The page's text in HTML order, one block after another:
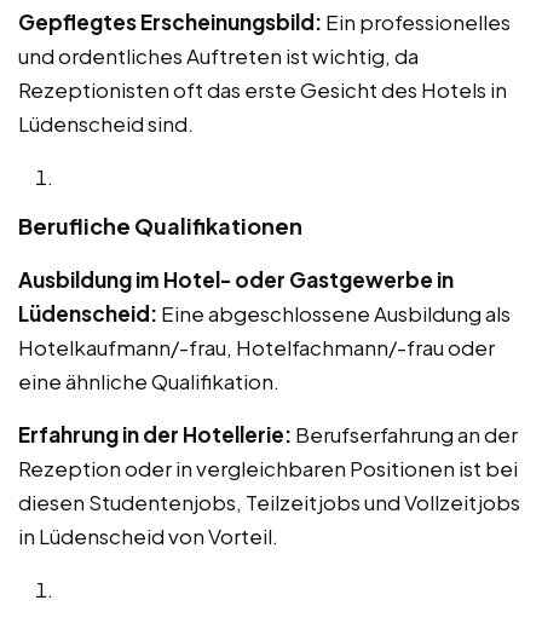
Gepflegtes Erscheinungsbild: Ein professionelles
und ordentliches Auftreten ist wichtig, da
Rezeptionisten oft das erste Gesicht des Hotels in
Lüdenscheid sind.
Berufliche Qualifikationen
Ausbildung im Hotel- oder Gastgewerbe in
Lüdenscheid: Eine abgeschlossene Ausbildung als
Hotelkaufmann/-frau, Hotelfachmann/-frau oder
eine ähnliche Qualifikation.
Erfahrung in der Hotellerie: Berufserfahrung an der
Rezeption oder in vergleichbaren Positionen ist bei
diesen Studentenjobs, Teilzeitjobs und Vollzeitjobs
in Lüdenscheid von Vorteil.